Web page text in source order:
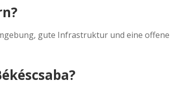
gute Infrastruktur und eine